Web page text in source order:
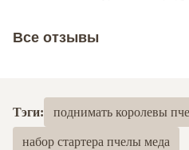
Все отзывы
5.0На основе 50 недавних
5
Тэги: поднимать королевы
набор стартера пчелы меда